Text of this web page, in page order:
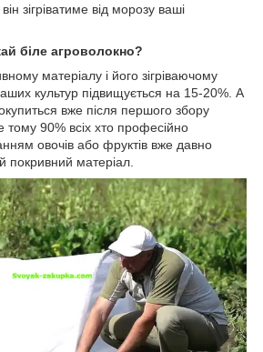
зігріватиме від морозу ваші
біле агроволокно?
матеріалу і його зігріваючому
культур підвищується на 15-20%. А
вже після першого збору
90% всіх хто професійно
овочів або фруктів вже давно
покривний матеріал.